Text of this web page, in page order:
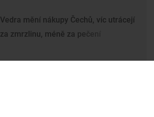
Vedra mění nákupy Čechů, víc utrácejí
za zmrzlinu, méně za pečení